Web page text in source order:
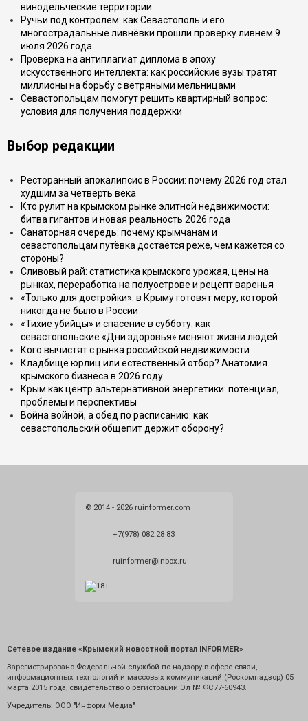
винодельческие территории
Ручьи под контролем: как Севастополь и его
многострадальные ливнёвки прошли проверку ливнем 9
июля 2026 года
Проверка на антиплагиат диплома в эпоху
искусственного интеллекта: как российские вузы тратят
миллионы на борьбу с ветряными мельницами
Севастопольцам помогут решить квартирный вопрос:
условия для получения поддержки
Выбор редакции
Ресторанный апокалипсис в России: почему 2026 год стал
худшим за четверть века
Кто рулит на крымском рынке элитной недвижимости:
битва гигантов и новая реальность 2026 года
Санаторная очередь: почему крымчанам и
севастопольцам путёвка достаётся реже, чем кажется со
стороны?
Сливовый рай: статистика крымского урожая, цены на
рынках, переработка на полуострове и рецепт варенья
«Только для достройки»: в Крыму готовят меру, которой
никогда не было в России
«Тихие убийцы» и спасение в субботу: как
севастопольские «Дни здоровья» меняют жизни людей
Кого вычистят с рынка российской недвижимости
Кладбище юрлиц или естественный отбор? Анатомия
крымского бизнеса в 2026 году
Крым как центр альтернативной энергетики: потенциал,
проблемы и перспективы
Война войной, а обед по расписанию: как
севастопольский общепит держит оборону?
© 2014 - 2026 ruinformer.com
+7(978) 082 28 83
ruinformer@inbox.ru
Сетевое издание «Крымский новостной портал INFORMER»
Зарегистрировано Федеральной службой по надзору в сфере связи,
информационных технологий и массовых коммуникаций (Роскомнадзор) 05
марта 2015 года, свидетельство о регистрации Эл № ФС77-60943.
Учредитель: ООО "Информ Медиа"